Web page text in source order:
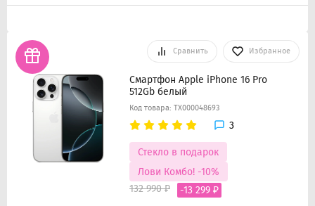
Сравнить Избранное
Смартфон Apple iPhone 16 Pro
512Gb белый
Код товара: ТХ000048693
3
Стекло в подарок
Лови Комбо! -10%
132 990 ₽ -13 299 ₽